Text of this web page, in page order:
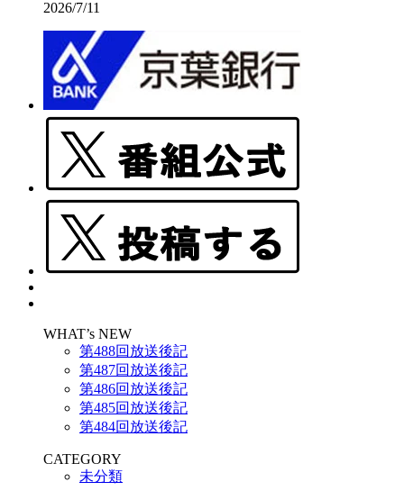
2026/7/11
WHAT’s NEW
第488回放送後記
第487回放送後記
第486回放送後記
第485回放送後記
第484回放送後記
CATEGORY
未分類